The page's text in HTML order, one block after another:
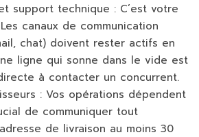
support technique : C’est votre
canaux de communication
chat) doivent rester actifs en
ligne qui sonne dans le vide est
à contacter un concurrent.
: Vos opérations dépendent
de communiquer tout
de livraison au moins 30